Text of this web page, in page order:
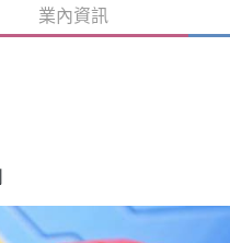
業內資訊